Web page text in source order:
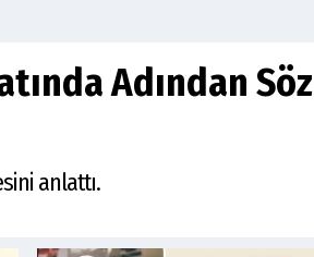
Adından Söz
anlattı.